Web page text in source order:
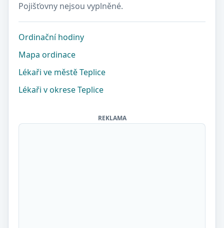
Pojišťovny nejsou vyplněné.
Ordinační hodiny
Mapa ordinace
Lékaři ve městě Teplice
Lékaři v okrese Teplice
REKLAMA